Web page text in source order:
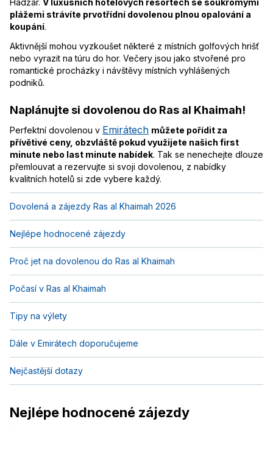
Hadžar. V luxusních hotelových resortech se soukromými
plážemi strávíte prvotřídní dovolenou plnou opalování a
koupání.
Aktivnější mohou vyzkoušet některé z místních golfových hrišť
nebo vyrazit na túru do hor. Večery jsou jako stvořené pro
romantické procházky i návštěvy místních vyhlášených
podniků.
Naplánujte si dovolenou do Ras al Khaimah!
Perfektní dovolenou v Emirátech můžete pořídit za
přívětivé ceny, obzvláště pokud využijete našich first
minute nebo last minute nabídek. Tak se nenechejte dlouze
přemlouvat a rezervujte si svoji dovolenou, z nabídky
kvalitních hotelů si zde vybere každý.
Dovolená a zájezdy Ras al Khaimah 2026
Nejlépe hodnocené zájezdy
Proč jet na dovolenou do Ras al Khaimah
Počasí v Ras al Khaimah
Tipy na výlety
Dále v Emirátech doporučujeme
Nejčastější dotazy
Nejlépe hodnocené zájezdy